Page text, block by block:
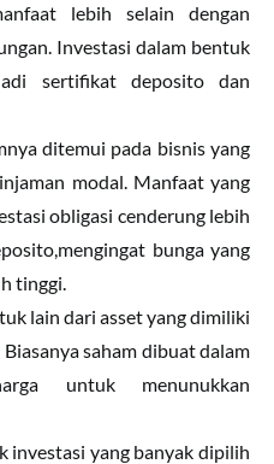
lebih selain dengan
Investasi dalam bentuk
sertifikat deposito dan
ditemui pada bisnis yang
modal. Manfaat yang
obligasi cenderung lebih
bunga yang
tinggi.
lain dari asset yang dimiliki
saham dibuat dalam
untuk menunukkan
investasi yang banyak dipilih